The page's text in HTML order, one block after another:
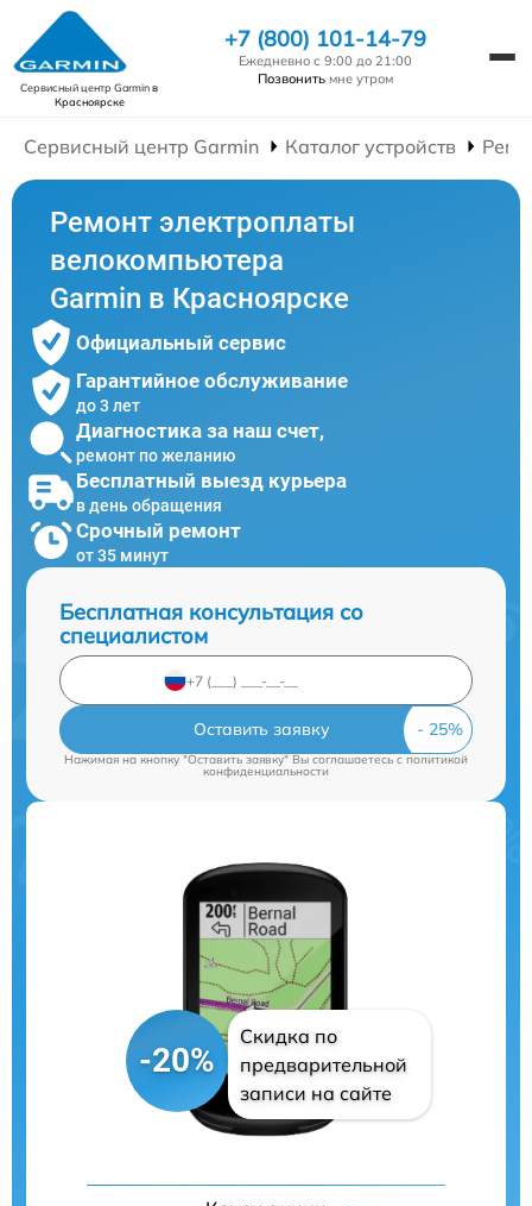
Сервисный центр Garminв
Красноярске
+7 (800) 101-14-79
Ежедневно с 9:00 до 21:00
Позвонить мне утром
Сервисный центр Garmin Каталог устройств
Ремонт электроплаты
велокомпьютера
Garmin в Красноярске
Официальный сервис
Гарантийное обслуживание
до 3 лет
Диагностика за наш счет,
ремонт по желанию
Бесплатный выезд курьера
в день обращения
Срочный ремонт
от 35 минут
Бесплатная консультация со
специалистом
Оставить заявку
Нажимая на кнопку "Оставить заявку" Вы соглашаетесь cполитикой
конфиденциальности
-20%
Скидка по
предварительной
записи на сайте